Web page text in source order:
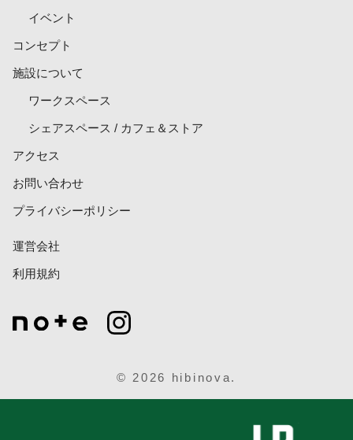
イベント
コンセプト
施設について
ワークスペース
シェアスペース / カフェ＆ストア
アクセス
お問い合わせ
プライバシーポリシー
運営会社
利用規約
© 2026 hibinova.